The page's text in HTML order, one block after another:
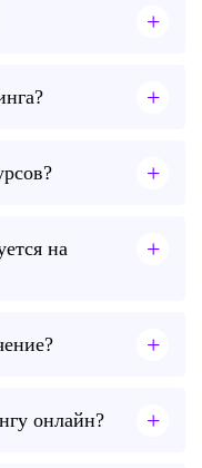
+
+
+
на
+
+
онлайн? +